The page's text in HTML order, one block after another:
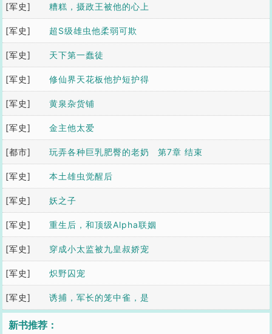
[军史] 糟糕，摄政王被他的心上
人反撩了
[军史] 超S级雄虫他柔弱可欺
[军史] 天下第一蠢徒
[军史] 修仙界天花板他护短护得
天下皆知
[军史] 黄泉杂货铺
[军史] 金主他太爱
[都市] 玩弄各种巨乳肥臀的老奶
奶系列
第7章 结束
[军史] 本土雄虫觉醒后
[军史] 妖之子
[军史] 重生后，和顶级Alpha联姻
了
[军史] 穿成小太监被九皇叔娇宠
了
[军史] 炽野囚宠
[军史] 诱捕，军长的笼中雀，是
朵食人花
新书推荐：